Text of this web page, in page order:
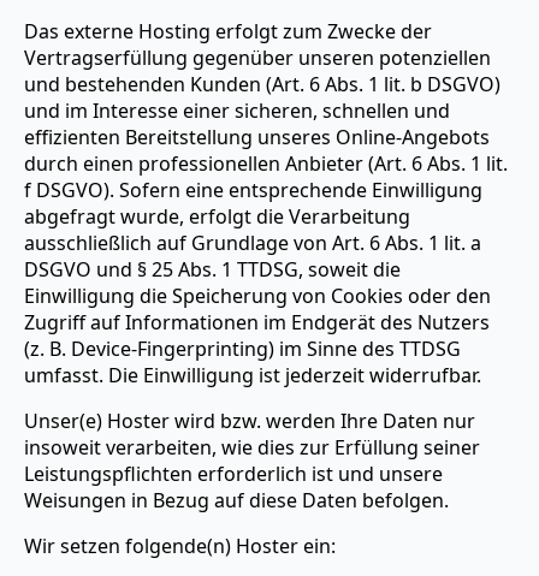
Das externe Hosting erfolgt zum Zwecke der
Vertragserfüllung gegenüber unseren potenziellen
und bestehenden Kunden (Art. 6 Abs. 1 lit. b DSGVO)
und im Interesse einer sicheren, schnellen und
effizienten Bereitstellung unseres Online-Angebots
durch einen professionellen Anbieter (Art. 6 Abs. 1 lit.
f DSGVO). Sofern eine entsprechende Einwilligung
abgefragt wurde, erfolgt die Verarbeitung
ausschließlich auf Grundlage von Art. 6 Abs. 1 lit. a
DSGVO und § 25 Abs. 1 TTDSG, soweit die
Einwilligung die Speicherung von Cookies oder den
Zugriff auf Informationen im Endgerät des Nutzers
(z. B. Device-Fingerprinting) im Sinne des TTDSG
umfasst. Die Einwilligung ist jederzeit widerrufbar.
Unser(e) Hoster wird bzw. werden Ihre Daten nur
insoweit verarbeiten, wie dies zur Erfüllung seiner
Leistungspflichten erforderlich ist und unsere
Weisungen in Bezug auf diese Daten befolgen.
Wir setzen folgende(n) Hoster ein: